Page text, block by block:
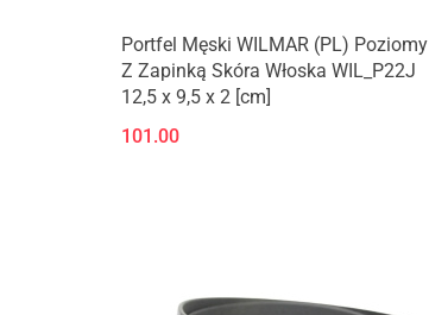
Portfel Męski WILMAR (PL) Poziomy
Z Zapinką Skóra Włoska WIL_P22J
12,5 x 9,5 x 2 [cm]
101.00